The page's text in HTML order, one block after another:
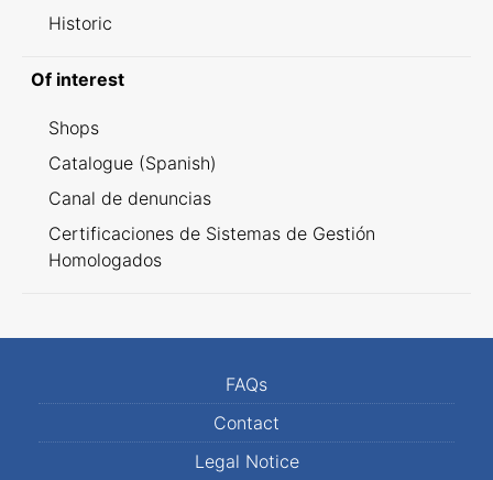
Historic
Of interest
Shops
Catalogue (Spanish)
Canal de denuncias
Certificaciones de Sistemas de Gestión
Homologados
FAQs
Contact
Legal Notice